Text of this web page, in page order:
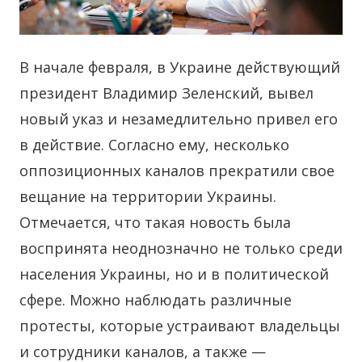
В начале февраля, в Украине действующий
президент Владимир Зеленский, вывел
новый указ и незамедлительно привел его
в действие. Согласно ему, несколько
оппозиционных каналов прекратили свое
вещание на территории Украины.
Отмечается, что такая новость была
воспринята неоднозначно не только среди
населения Украины, но и в политической
сфере. Можно наблюдать различные
протесты, которые устраивают владельцы
и сотрудники каналов, а также —